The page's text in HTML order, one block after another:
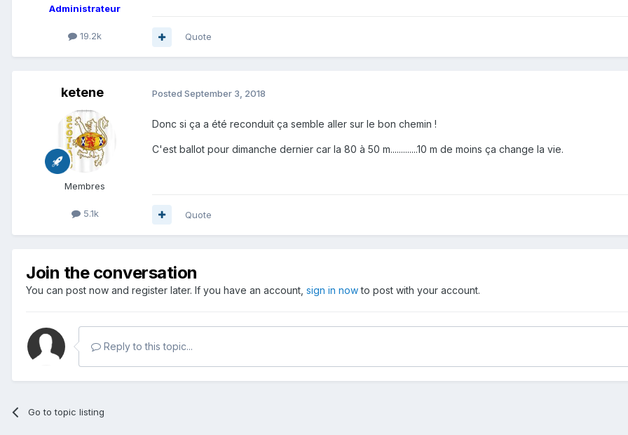
Administrateur
19.2k Quote
ketene
Membres
5.1k
Posted September 3, 2018
Donc si ça a été reconduit ça semble aller sur le bon chemin !
C'est ballot pour dimanche dernier car la 80 à 50 m.............10 m de moins ça change la vie.
Quote
Join the conversation
You can post now and register later. If you have an account, sign in nowto post with your account.
Reply to this topic...
Go to topic listing